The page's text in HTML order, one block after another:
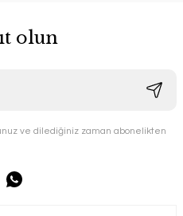
olun
ve dilediğiniz zaman abonelikten